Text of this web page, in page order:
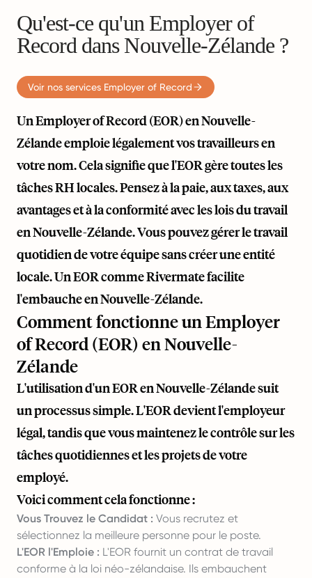
Qu'est-ce qu'un Employer of
Record dans Nouvelle-Zélande ?
Voir nos services Employer of Record
Un Employer of Record (EOR) en Nouvelle-
Zélande emploie légalement vos travailleurs en
votre nom. Cela signifie que l'EOR gère toutes les
tâches RH locales. Pensez à la paie, aux taxes, aux
avantages et à la conformité avec les lois du travail
en Nouvelle-Zélande. Vous pouvez gérer le travail
quotidien de votre équipe sans créer une entité
locale. Un EOR commeRivermatefacilite
l'embauche en Nouvelle-Zélande.
Comment fonctionne un Employer
of Record (EOR) en Nouvelle-
Zélande
L'utilisation d'un EOR en Nouvelle-Zélande suit
un processus simple. L'EOR devient l'employeur
légal, tandis que vous maintenez le contrôle sur les
tâches quotidiennes et les projets de votre
employé.
Voici comment cela fonctionne :
Vous Trouvez le Candidat : Vous recrutez et
sélectionnez la meilleure personne pour le poste.
L'EOR l'Emploie : L'EOR fournit un contrat de travail
conforme à la loi néo-zélandaise. Ils embauchent